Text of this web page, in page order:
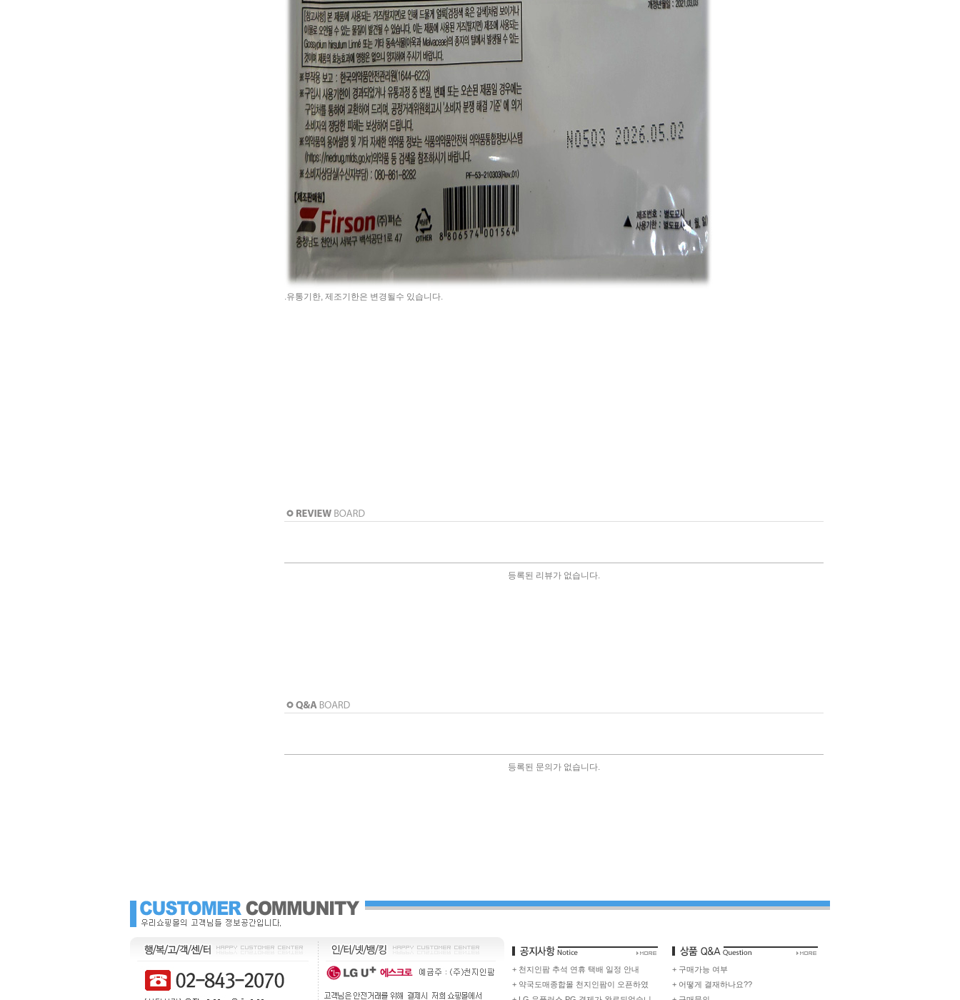
.유통기한, 제조기한은 변경될수 있습니다.
등록된 리뷰가 없습니다.
등록된 문의가 없습니다.
+ 천지인팜 추석 연휴 택배 일정 안내
+ 약국도매종합몰 천지인팜이 오픈하였
+ 구매가능 여부
+ 어떻게 결재하나요??